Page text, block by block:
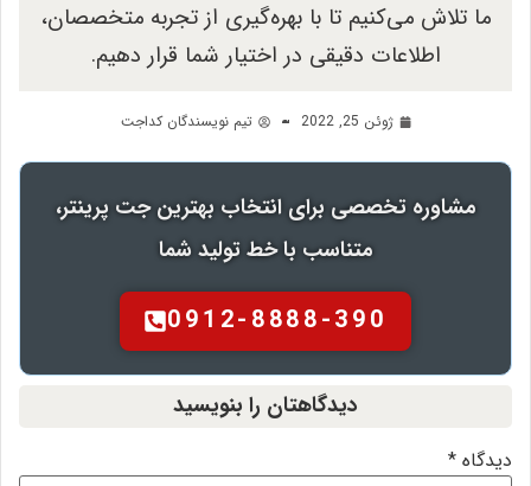
ما تلاش می‌کنیم تا با بهره‌گیری از تجربه متخصصان،
اطلاعات دقیقی در اختیار شما قرار دهیم.
ژوئن 25, 2022 تیم نویسندگان کداجت
مشاوره تخصصی برای انتخاب بهترین جت پرینتر،
متناسب با خط تولید شما
0912-8888-390
دیدگاهتان را بنویسید
دیدگاه *